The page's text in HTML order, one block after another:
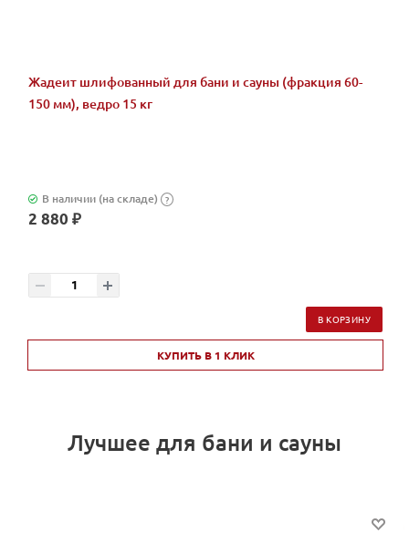
Жадеит шлифованный для бани и сауны (фракция 60-
150 мм), ведро 15 кг
В наличии (на складе) ?
2 880 ₽
В КОРЗИНУ
КУПИТЬ В 1 КЛИК
Лучшее для бани и сауны